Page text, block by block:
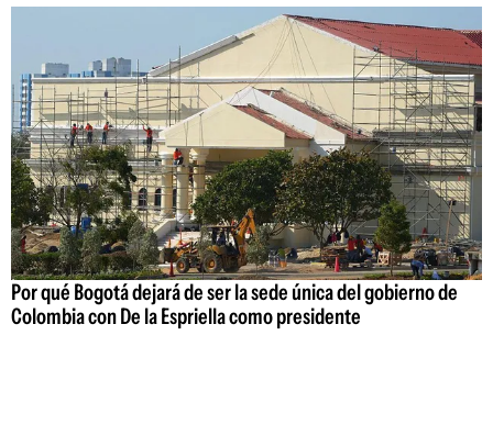
Por qué Bogotá dejará de ser la sede única del gobierno de
Colombia con De la Espriella como presidente